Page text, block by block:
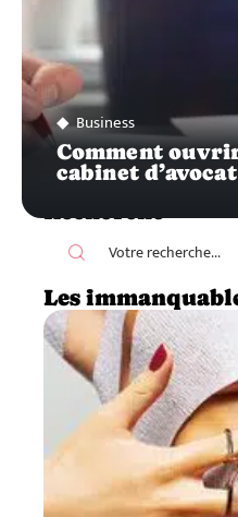
Business
Comment
cabinet d’avocat
Recherche
Les